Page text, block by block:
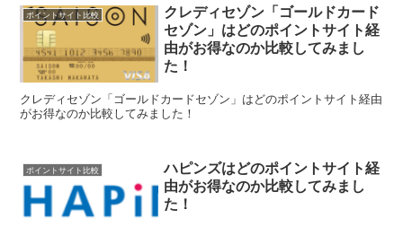
ポイントサイト比較
クレディセゾン「ゴールドカード
セゾン」はどのポイントサイト経
由がお得なのか比較してみまし
た！
クレディセゾン「ゴールドカードセゾン」はどのポイントサイト経由
がお得なのか比較してみました！
ポイントサイト比較
ハピンズはどのポイントサイト経
由がお得なのか比較してみまし
た！